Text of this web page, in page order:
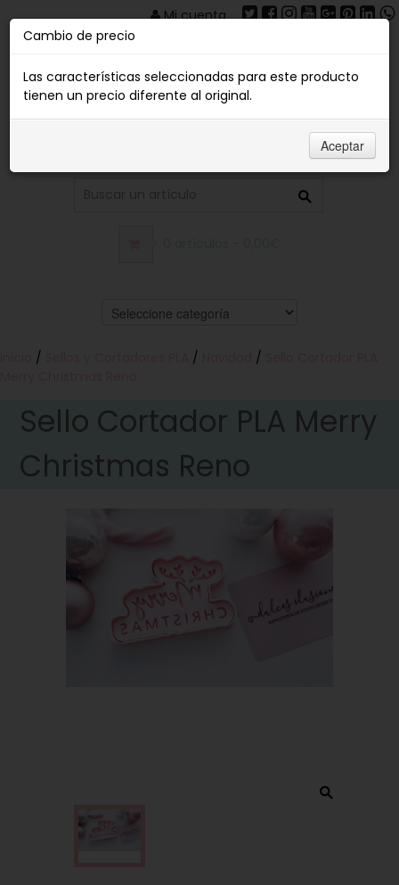
Mi cuenta
/ / /
Sello Cortador PLA Merry
Christmas Reno
Cambio de precio
Las características seleccionadas para este producto
tienen un precio diferente al original.
Aceptar